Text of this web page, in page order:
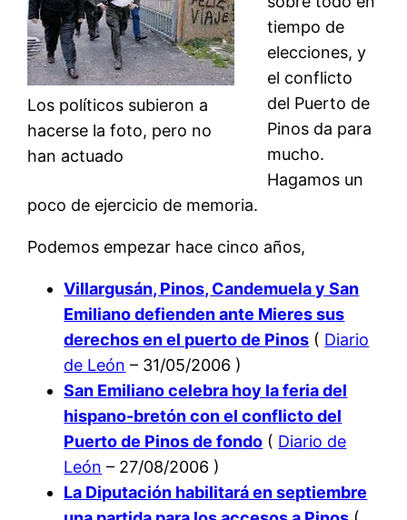
Los políticos subieron a
hacerse la foto, pero no
han actuado
tiempo de
elecciones, y
el conflicto
del Puerto de
Pinos da para
mucho.
Hagamos un
poco de ejercicio de memoria.
Podemos empezar hace cinco años,
Villargusán, Pinos, Candemuela y San
Emiliano defienden ante Mieres sus
derechos en el puerto de Pinos ( Diario
de León – 31/05/2006 )
San Emiliano celebra hoy la feria del
hispano-bretón con el conflicto del
Puerto de Pinos de fondo ( Diario de
León – 27/08/2006 )
La Diputación habilitará en septiembre